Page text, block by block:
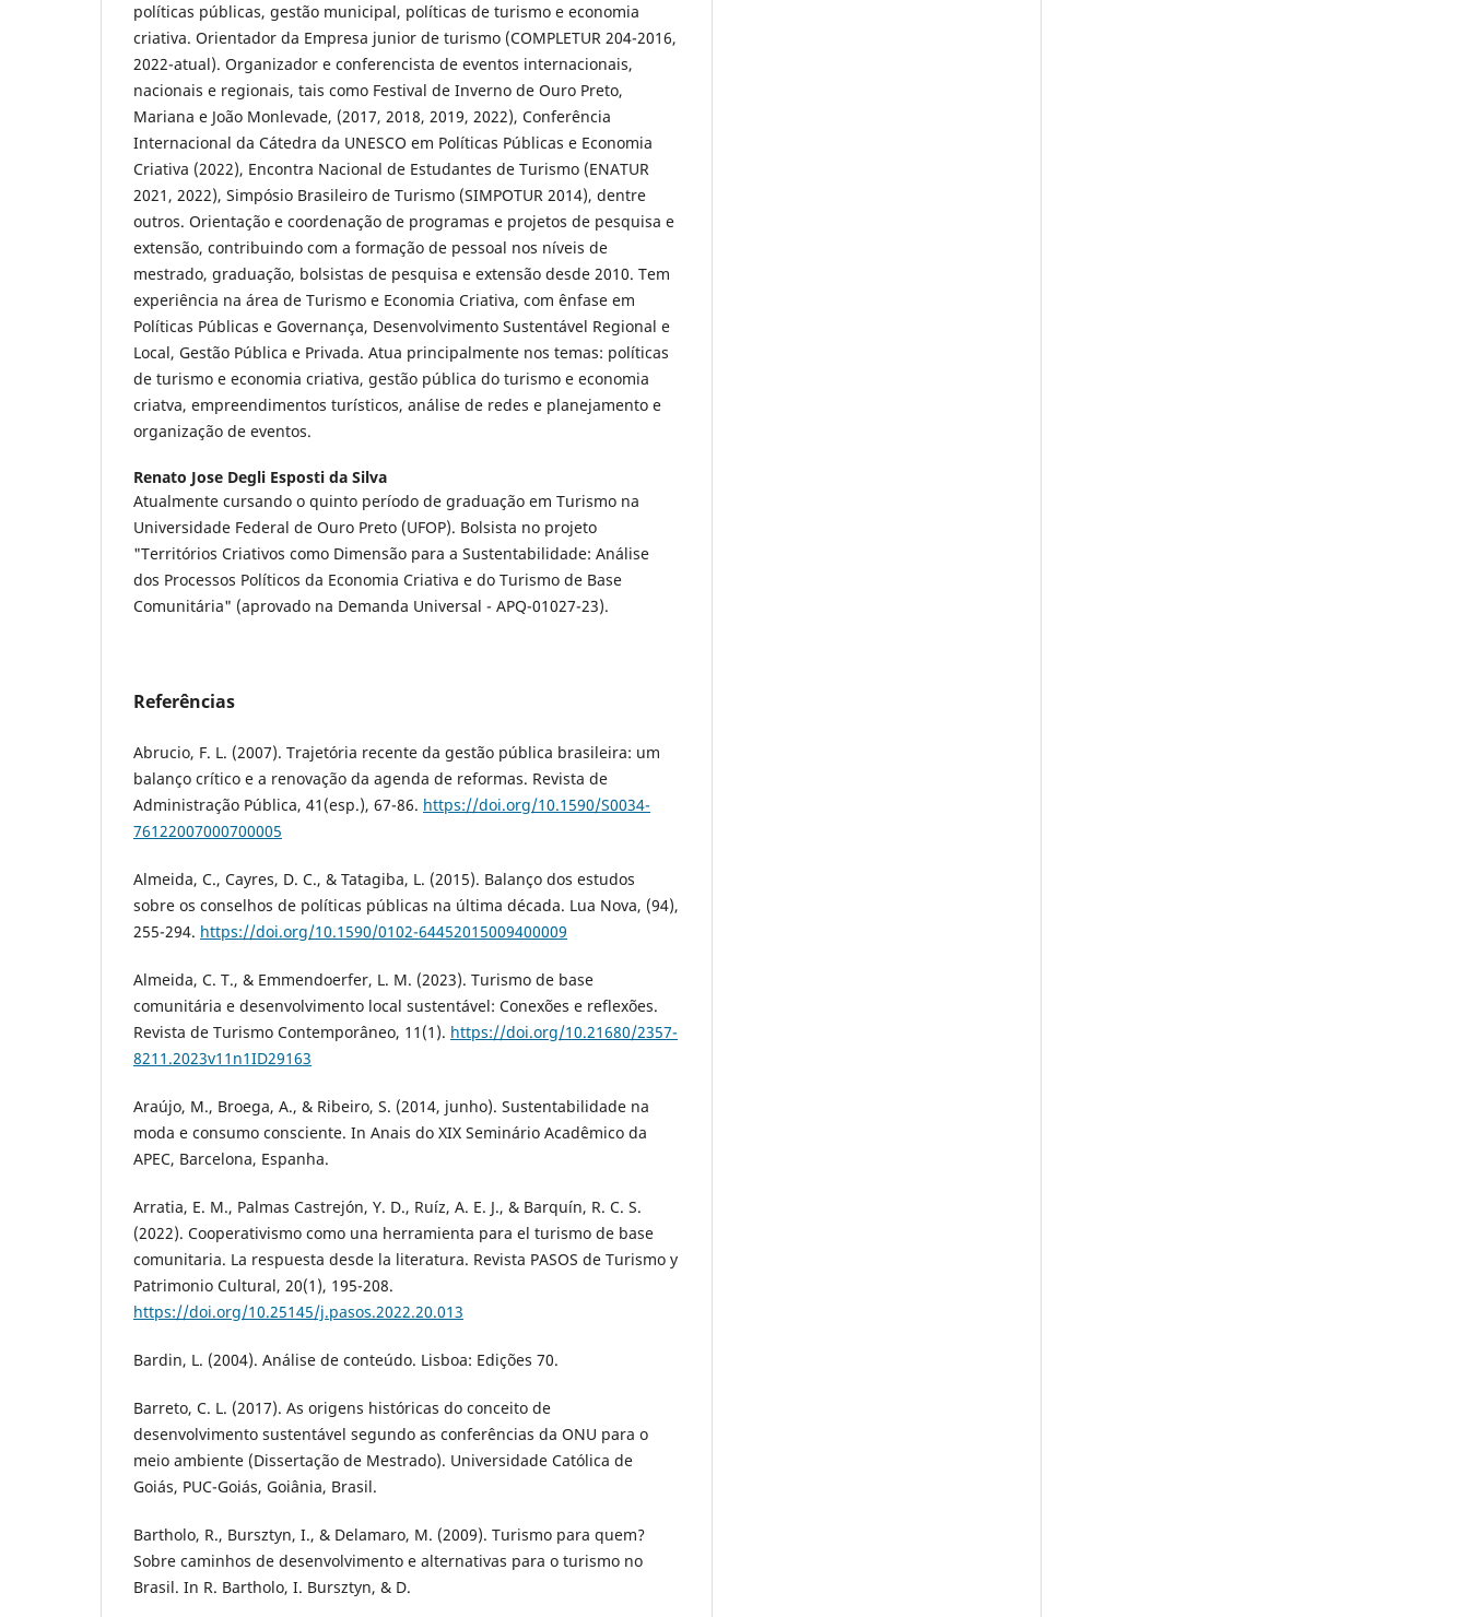
políticas públicas, gestão municipal, políticas de turismo e economia
criativa. Orientador da Empresa junior de turismo (COMPLETUR 204-2016,
2022-atual). Organizador e conferencista de eventos internacionais,
nacionais e regionais, tais como Festival de Inverno de Ouro Preto,
Mariana e João Monlevade, (2017, 2018, 2019, 2022), Conferência
Internacional da Cátedra da UNESCO em Políticas Públicas e Economia
Criativa (2022), Encontra Nacional de Estudantes de Turismo (ENATUR
2021, 2022), Simpósio Brasileiro de Turismo (SIMPOTUR 2014), dentre
outros. Orientação e coordenação de programas e projetos de pesquisa e
extensão, contribuindo com a formação de pessoal nos níveis de
mestrado, graduação, bolsistas de pesquisa e extensão desde 2010. Tem
experiência na área de Turismo e Economia Criativa, com ênfase em
Políticas Públicas e Governança, Desenvolvimento Sustentável Regional e
Local, Gestão Pública e Privada. Atua principalmente nos temas: políticas
de turismo e economia criativa, gestão pública do turismo e economia
criatva, empreendimentos turísticos, análise de redes e planejamento e
organização de eventos.
Renato Jose Degli Esposti da Silva
Atualmente cursando o quinto período de graduação em Turismo na
Universidade Federal de Ouro Preto (UFOP). Bolsista no projeto
"Territórios Criativos como Dimensão para a Sustentabilidade: Análise
dos Processos Políticos da Economia Criativa e do Turismo de Base
Comunitária" (aprovado na Demanda Universal - APQ-01027-23).
Referências
Abrucio, F. L. (2007). Trajetória recente da gestão pública brasileira: um
balanço crítico e a renovação da agenda de reformas. Revista de
Administração Pública, 41(esp.), 67-86. https://doi.org/10.1590/S0034-
76122007000700005
Almeida, C., Cayres, D. C., & Tatagiba, L. (2015). Balanço dos estudos
sobre os conselhos de políticas públicas na última década. Lua Nova, (94),
255-294. https://doi.org/10.1590/0102-64452015009400009
Almeida, C. T., & Emmendoerfer, L. M. (2023). Turismo de base
comunitária e desenvolvimento local sustentável: Conexões e reflexões.
Revista de Turismo Contemporâneo, 11(1). https://doi.org/10.21680/2357-
8211.2023v11n1ID29163
Araújo, M., Broega, A., & Ribeiro, S. (2014, junho). Sustentabilidade na
moda e consumo consciente. In Anais do XIX Seminário Acadêmico da
APEC, Barcelona, Espanha.
Arratia, E. M., Palmas Castrejón, Y. D., Ruíz, A. E. J., & Barquín, R. C. S.
(2022). Cooperativismo como una herramienta para el turismo de base
comunitaria. La respuesta desde la literatura. Revista PASOS de Turismo y
Patrimonio Cultural, 20(1), 195-208.
https://doi.org/10.25145/j.pasos.2022.20.013
Bardin, L. (2004). Análise de conteúdo. Lisboa: Edições 70.
Barreto, C. L. (2017). As origens históricas do conceito de
desenvolvimento sustentável segundo as conferências da ONU para o
meio ambiente (Dissertação de Mestrado). Universidade Católica de
Goiás, PUC-Goiás, Goiânia, Brasil.
Bartholo, R., Bursztyn, I., & Delamaro, M. (2009). Turismo para quem?
Sobre caminhos de desenvolvimento e alternativas para o turismo no
Brasil. In R. Bartholo, I. Bursztyn, & D.